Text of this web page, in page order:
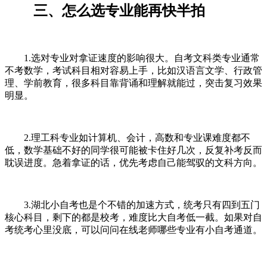
三、怎么选专业能再快半拍
1.选对专业对拿证速度的影响很大。自考文科类专业通常
不考数学，考试科目相对容易上手，比如汉语言文学、行政管
理、学前教育，很多科目靠背诵和理解就能过，突击复习效果
明显。
2.理工科专业如计算机、会计，高数和专业课难度都不
低，数学基础不好的同学很可能被卡住好几次，反复补考反而
耽误进度。急着拿证的话，优先考虑自己能驾驭的文科方向。
3.湖北小自考也是个不错的加速方式，统考只有四到五门
核心科目，剩下的都是校考，难度比大自考低一截。如果对自
考统考心里没底，可以问问在线老师哪些专业有小自考通道。